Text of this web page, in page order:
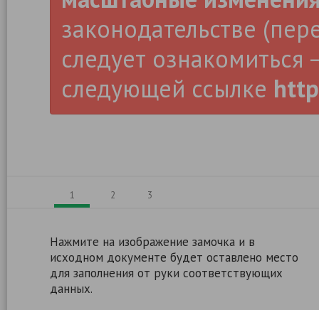
законодательстве
следует ознакомиться
следующей ссылке
1 2 3
Нажмите на изображение замочка и в
исходном документе будет оставлено место
для заполнения от руки соответствующих
данных.